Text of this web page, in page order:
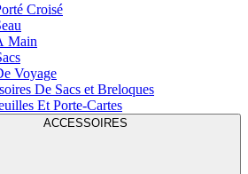
Croisé
Main
Voyage
De Sacs et Breloques
Et Porte-Cartes
ACCESSOIRES